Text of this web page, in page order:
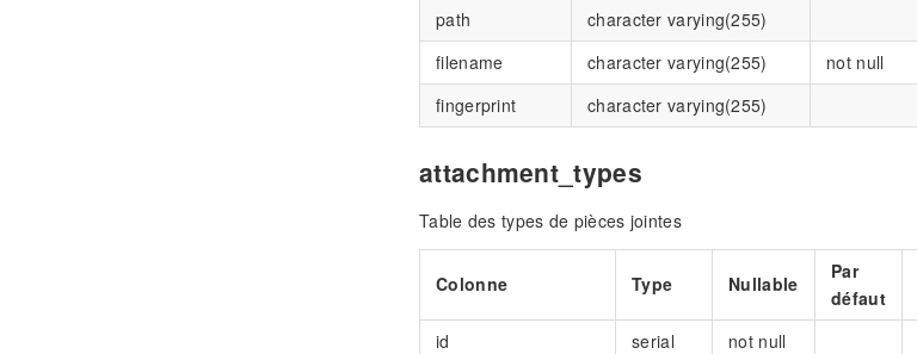
path
character varying(255)
filename
character varying(255) not null
fingerprint
character varying(255)
attachment_types
Table des types de pièces jointes
Colonne Type Nullable
Par
défaut
id serial not null